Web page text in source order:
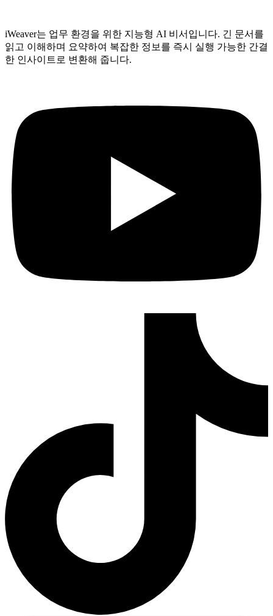
iWeaver는 업무 환경을 위한 지능형 AI 비서입니다. 긴 문서를
읽고 이해하며 요약하여 복잡한 정보를 즉시 실행 가능한 간결
한 인사이트로 변환해 줍니다.